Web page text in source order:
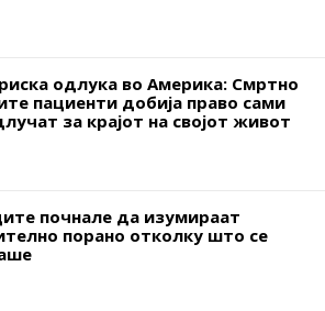
одлука во Америка: Смртно
пациенти добија право сами
за крајот на својот живот
почнале да изумираат
порано отколку што се